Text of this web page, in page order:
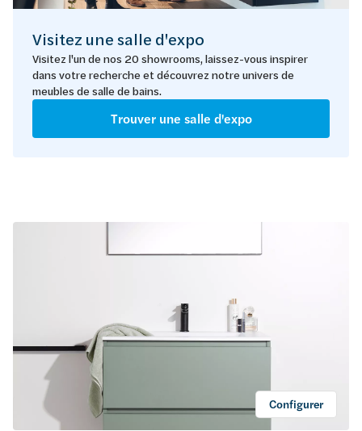
Visitez une salle d'expo
Visitez l'un de nos 20 showrooms, laissez-vous inspirer
dans votre recherche et découvrez notre univers de
meubles de salle de bains.
Trouver une salle d'expo
Configurer